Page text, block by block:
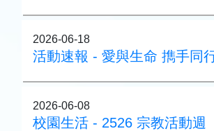
2026-06-18
2026-06-08
校園生活 - 2526 宗教活動週